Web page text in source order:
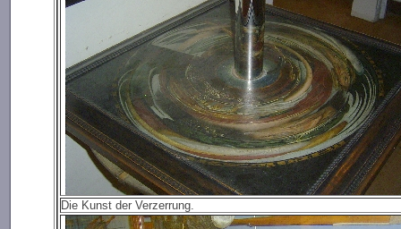
Die Kunst der Verzerrung.